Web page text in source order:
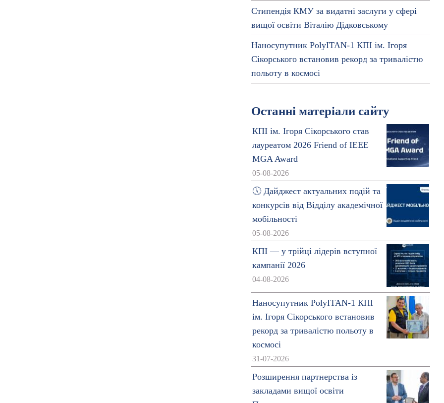
Стипендія КМУ за видатні заслуги у сфері
вищої освіти Віталію Дідковському
Наносупутник PolyITAN-1 КПІ ім. Ігоря
Сікорського встановив рекорд за тривалістю
польоту в космосі
Останні матеріали сайту
КПІ ім. Ігоря Сікорського став
лауреатом 2026 Friend of IEEE
MGA Award
05-08-2026
🕔 Дайджест актуальних подій та
конкурсів від Відділу академічної
мобільності
05-08-2026
КПІ — у трійці лідерів вступної
кампанії 2026
04-08-2026
Наносупутник PolyITAN-1 КПІ
ім. Ігоря Сікорського встановив
рекорд за тривалістю польоту в
космосі
31-07-2026
Розширення партнерства із
закладами вищої освіти